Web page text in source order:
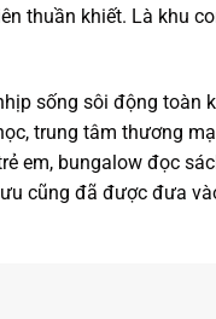
thuần khiết. Là khu
sống sôi động toàn
trung tâm thương
em, bungalow đọc
cũng đã được đưa